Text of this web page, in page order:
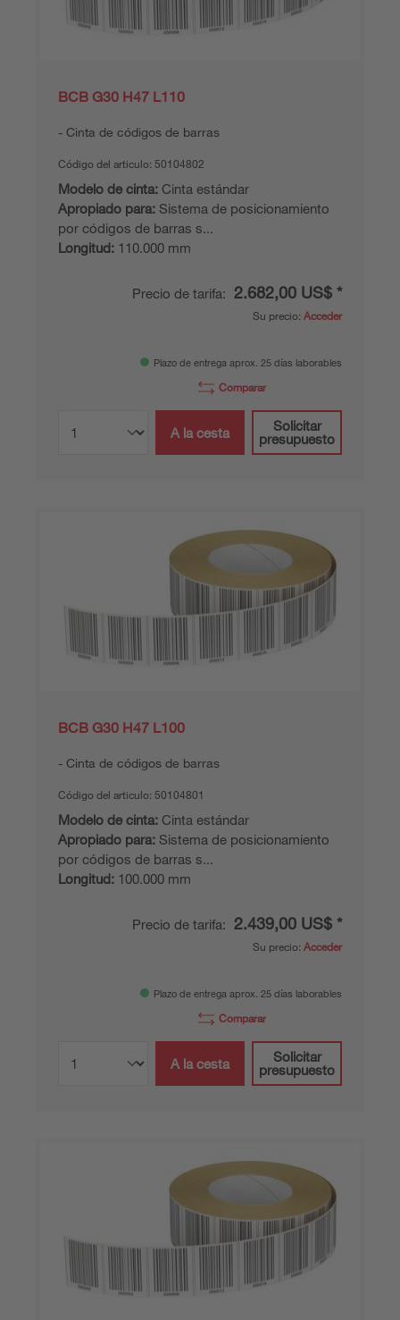
BCB G30 H47 L110
Cinta de códigos de barras
Código del articulo: 50104802
Modelo de cinta: Cinta estándar
Apropiado para: Sistema de posicionamiento
por códigos de barras s...
Longitud: 110.000 mm
Precio de tarifa: 2.682,00 US$ *
Su precio: Acceder
Plazo de entrega aprox. 25 días laborables
Comparar
A la cesta
Solicitar
presupuesto
BCB G30 H47 L100
Cinta de códigos de barras
Código del articulo: 50104801
Modelo de cinta: Cinta estándar
Apropiado para: Sistema de posicionamiento
por códigos de barras s...
Longitud: 100.000 mm
Precio de tarifa: 2.439,00 US$ *
Su precio: Acceder
Plazo de entrega aprox. 25 días laborables
Comparar
A la cesta
Solicitar
presupuesto